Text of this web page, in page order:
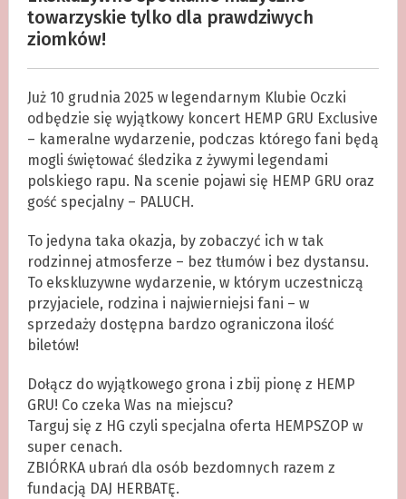
towarzyskie tylko dla prawdziwych
ziomków!
Już 10 grudnia 2025 w legendarnym Klubie Oczki
odbędzie się wyjątkowy koncert HEMP GRU Exclusive
– kameralne wydarzenie, podczas którego fani będą
mogli świętować śledzika z żywymi legendami
polskiego rapu. Na scenie pojawi się HEMP GRU oraz
gość specjalny – PALUCH.
To jedyna taka okazja, by zobaczyć ich w tak
rodzinnej atmosferze – bez tłumów i bez dystansu.
To ekskluzywne wydarzenie, w którym uczestniczą
przyjaciele, rodzina i najwierniejsi fani – w
sprzedaży dostępna bardzo ograniczona ilość
biletów!
Dołącz do wyjątkowego grona i zbij pionę z HEMP
GRU! Co czeka Was na miejscu?
Targuj się z HG czyli specjalna oferta HEMPSZOP w
super cenach.
ZBIÓRKA ubrań dla osób bezdomnych razem z
fundacją DAJ HERBATĘ.